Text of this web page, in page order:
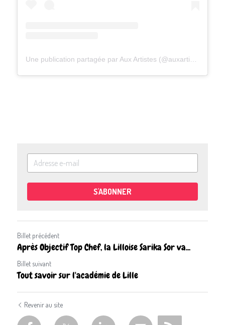
Une publication partagée par Aux Artistes (@auxartistes.lille)
S'ABONNER
Billet précédent
Après Objectif Top Chef, la Lilloise Sarika Sor va...
Billet suivant
Tout savoir sur l'académie de Lille
Revenir au site